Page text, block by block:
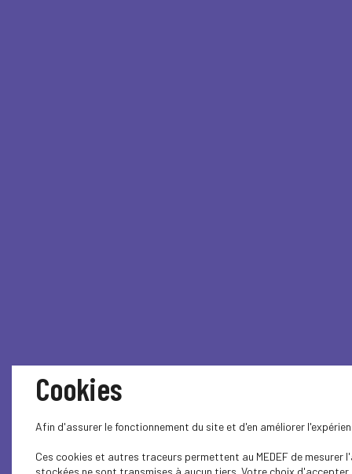
Cookies
Afin d'assurer le fonctionnement du site et d'en améliorer
Ces cookies et autres traceurs permettent au MEDEF de
stockées ne sont transmises à aucun tiers. Votre choix